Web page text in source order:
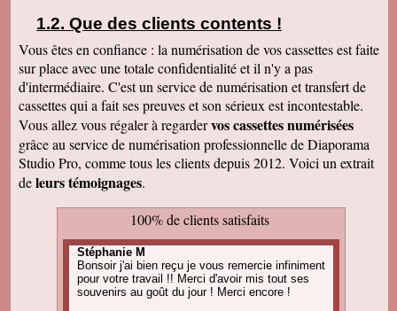
Que des clients contents !
Vous êtes en confiance : la numérisation de vos cassettes est faite
sur place avec une totale confidentialité et il n'y a pas
d'intermédiaire. C'est un service de numérisation et transfert de
cassettes qui a fait ses preuves et son sérieux est incontestable.
Vous allez vous régaler à regardervos cassettes numérisées
grâce au service de numérisation professionnelle de Diaporama
Studio Pro, comme tous les clients depuis 2012. Voici un extrait
deleurs témoignages.
100% de clients satisfaits
Stéphanie M
Bonsoir j'ai bien reçu je vous remercie infiniment
pour votre travail !! Merci d'avoir mis tout ses
souvenirs au goût du jour ! Merci encore !